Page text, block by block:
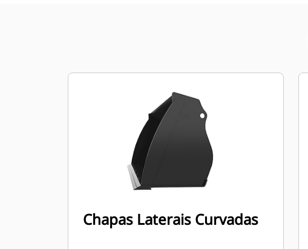
Chapas Laterais Curvadas